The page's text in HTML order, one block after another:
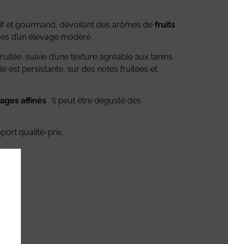
et gourmand, dévoilant des arômes de fruits
d’un élevage modéré .
suivie d’une texture agréable aux tanins
est persistante, sur des notes fruitées et
affinés . Il peut être dégusté dès
qualité-prix.